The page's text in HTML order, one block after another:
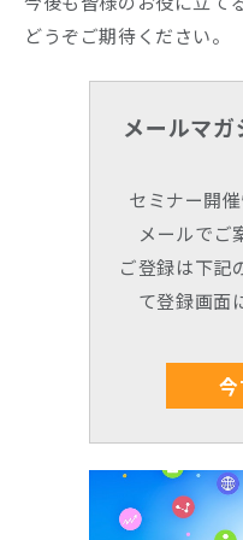
Recruit
どうぞご期待ください。
メールマ
セミナー開
メールでご
ご登録は下記
て登録画面